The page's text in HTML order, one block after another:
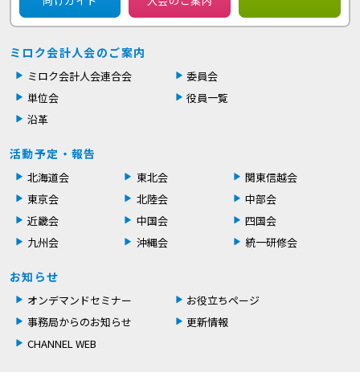
ミロク会計人会のご案内
ミロク会計人会連合会
委員会
単位会
役員一覧
沿革
活動予定・報告
北海道会 東北会
関東信越会
東京会
北陸会
中部会
近畿会
中国会
四国会
九州会
沖縄会 統一研修会
お知らせ
オンデマンドセミナー
お役立ちページ
事務局からのお知らせ
更新情報
CHANNEL WEB